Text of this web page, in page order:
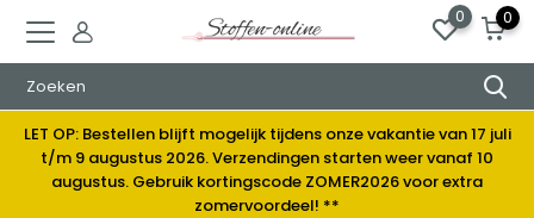
0 0
LET OP: Bestellen blijft mogelijk tijdens onze vakantie van 17 juli
t/m 9 augustus 2026. Verzendingen starten weer vanaf 10
augustus. Gebruik kortingscode ZOMER2026 voor extra
zomervoordeel! **